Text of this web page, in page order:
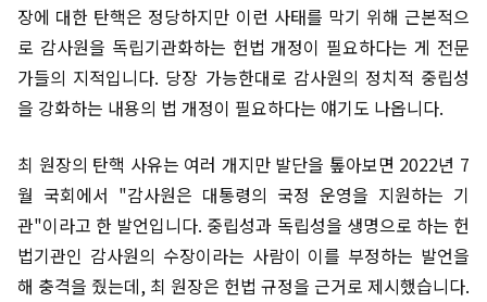
장에 대한 탄핵은 정당하지만 이런 사태를 막기 위해 근본적으
로 감사원을 독립기관화하는 헌법 개정이 필요하다는 게 전문
가들의 지적입니다. 당장 가능한대로 감사원의 정치적 중립성
을 강화하는 내용의 법 개정이 필요하다는 얘기도 나옵니다.
최 원장의 탄핵 사유는 여러 개지만 발단을 톺아보면 2022년 7
월 국회에서 "감사원은 대통령의 국정 운영을 지원하는 기
관"이라고 한 발언입니다. 중립성과 독립성을 생명으로 하는 헌
법기관인 감사원의 수장이라는 사람이 이를 부정하는 발언을
해 충격을 줬는데, 최 원장은 헌법 규정을 근거로 제시했습니다.